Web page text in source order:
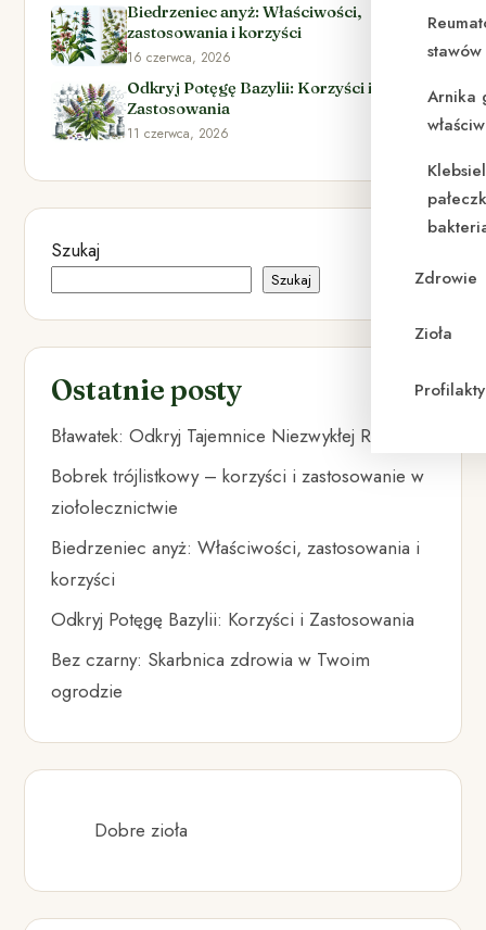
Arnika
Zdrowie
Zioła
Biedrzeniec anyż: Właściwości,
zastosowania i korzyści
16 czerwca, 2026
Odkryj Potęgę Bazylii: Korzyści i
Zastosowania
11 czerwca, 2026
Szukaj
Szukaj
Ostatnie posty
Bławatek: Odkryj Tajemnice Niezwykłej Rośliny
Bobrek trójlistkowy – korzyści i zastosowanie w
ziołolecznictwie
Biedrzeniec anyż: Właściwości, zastosowania i
korzyści
Odkryj Potęgę Bazylii: Korzyści i Zastosowania
Bez czarny: Skarbnica zdrowia w Twoim
ogrodzie
Dobre zioła